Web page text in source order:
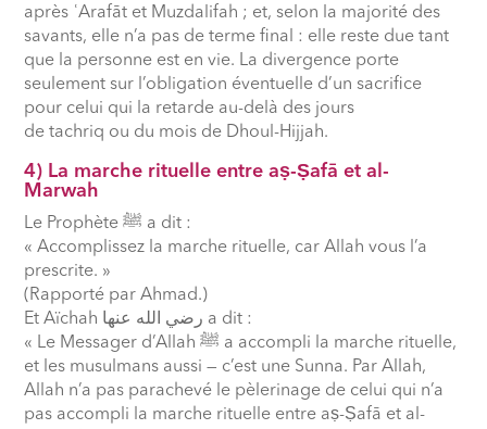
après ʿArafāt et Muzdalifah ; et, selon la majorité des
savants, elle n’a pas de terme final : elle reste due tant
que la personne est en vie. La divergence porte
seulement sur l’obligation éventuelle d’un sacrifice
pour celui qui la retarde au-delà des jours
de tachriq ou du mois de Dhoul-Hijjah.
4) La marche rituelle entre aṣ-Ṣafā et al-
Marwah
Le Prophèteﷺ a dit :
« Accomplissez la marche rituelle, car Allah vous l’a
prescrite. »
(Rapporté par Ahmad.)
Et Aïchah رضي الله عنها a dit :
« Le Messager d’Allahﷺ a accompli la marche rituelle,
et les musulmans aussi — c’est une Sunna. Par Allah,
Allah n’a pas parachevé le pèlerinage de celui qui n’a
pas accompli la marche rituelle entre aṣ-Ṣafā et al-